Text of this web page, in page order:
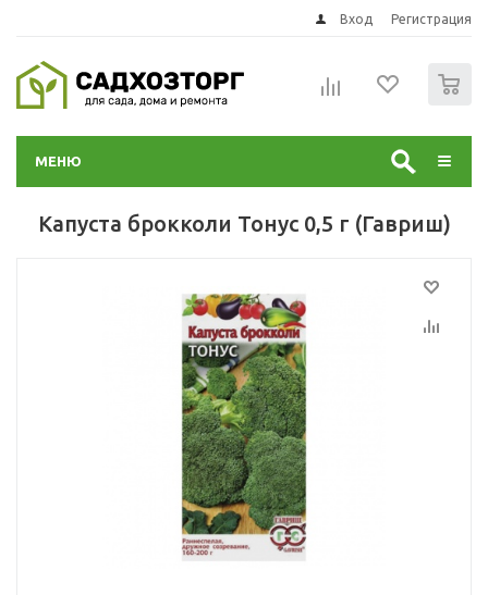
Вход Регистрация
МЕНЮ
Капуста брокколи Тонус 0,5 г (Гавриш)